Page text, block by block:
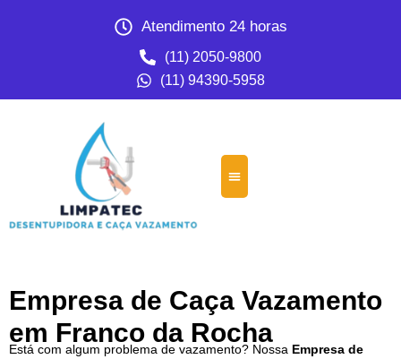
Atendimento 24 horas
(11) 2050-9800
(11) 94390-5958
Empresa de Caça Vazamento
em Franco da Rocha
Está com algum problema de vazamento? Nossa Empresa de